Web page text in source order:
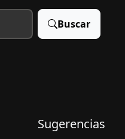
Buscar
Sugerencias